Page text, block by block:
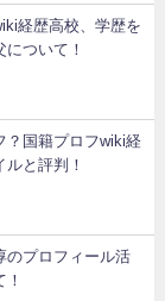
経歴高校、学歴を
ついて！
？国籍プロフwiki経
と評判！
のプロフィール活